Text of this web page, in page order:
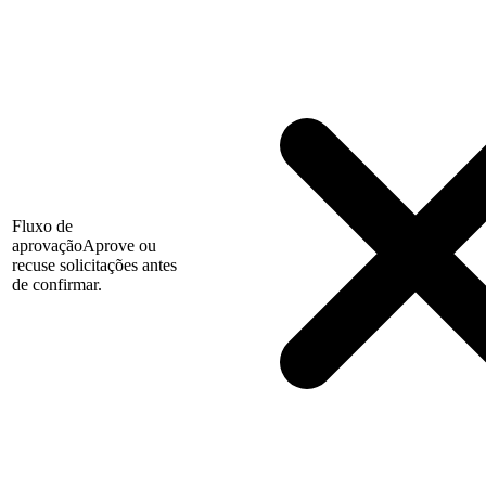
Fluxo de
aprovaçãoAprove ou
recuse solicitações antes
de confirmar.